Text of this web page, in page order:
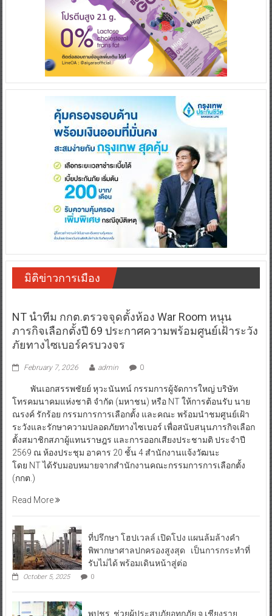
มิติข่าวการเมือง
NT นำทีม กกต.ตรวจจุดตั้งห้อง War Room หนุน
ภารกิจเลือกตั้งปี 69 ประกาศความพร้อมศูนย์เฝ้าระวัง
ภัยทางไซเบอร์ครบวงจร
February 7, 2026 admin 0
พันเอกสรรพชัยย์ หุวะนันทน์ กรรมการผู้จัดการใหญ่ บริษัท
โทรคมนาคมแห่งชาติ จำกัด (มหาชน) หรือ NT ให้การต้อนรับ นาย
ณรงค์ รักร้อย กรรมการการเลือกตั้ง และคณะ พร้อมนำชมศูนย์เฝ้า
ระวังและรักษาความปลอดภัยทางไซเบอร์ เพื่อสนับสนุนภารกิจเลือก
ตั้งสมาชิกสภาผู้แทนราษฎร และการออกเสียงประชามติ ประจำปี
2569 ณ ห้องประชุม อาคาร 20 ชั้น 4 สำนักงานแจ้งวัฒนะ
โดย NT ได้รับมอบหมายจากสำนักงานคณะกรรมการการเลือกตั้ง
(กกต.)
Read More
ที่ปรึกษา โฮปเวลล์ เปิดโปง แผนล้มล้างคำ
พิพากษาศาลปกครองสูงสุด เป็นการกระทำที่
รับไม่ได้ พร้อมเดินหน้าสู่ต่อ
October 5, 2025 0
พปชร. ช่วยผู้ประสบภัยอุทกภัย จ.เชียงราย